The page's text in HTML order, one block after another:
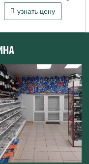
отводом для расширит.бач
ка
узнать цену